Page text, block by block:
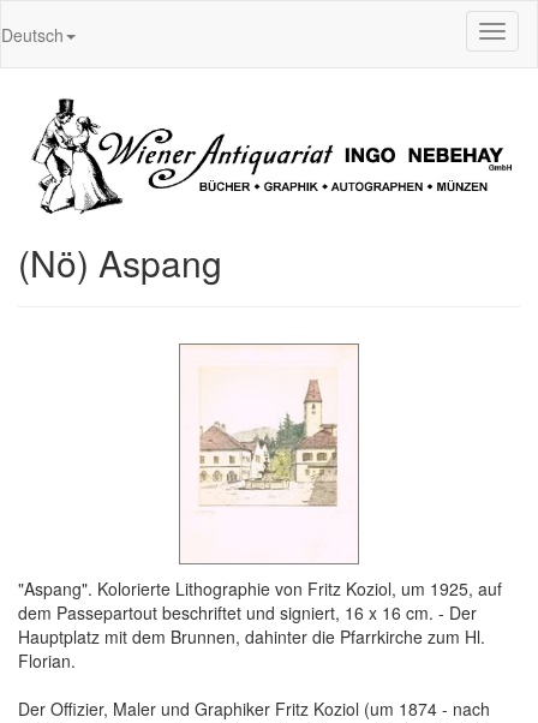
Deutsch
(Nö) Aspang
"Aspang". Kolorierte Lithographie von Fritz Koziol, um 1925, auf
dem Passepartout beschriftet und signiert, 16 x 16 cm. - Der
Hauptplatz mit dem Brunnen, dahinter die Pfarrkirche zum Hl.
Florian.
Der Offizier, Maler und Graphiker Fritz Koziol (um 1874 - nach